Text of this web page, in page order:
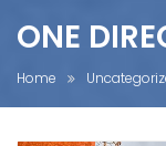
ONE
Home